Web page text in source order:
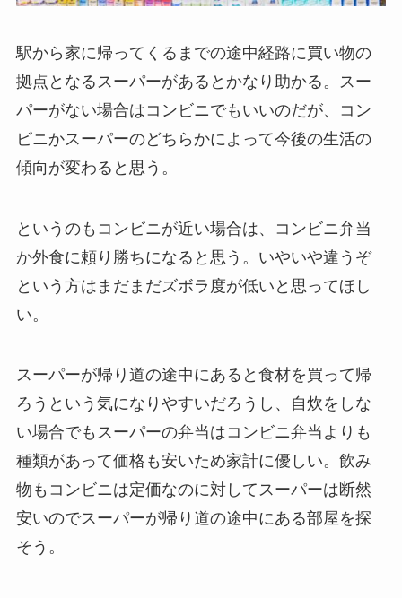
駅から家に帰ってくるまでの途中経路に買い物の
拠点となるスーパーがあるとかなり助かる。スー
パーがない場合はコンビニでもいいのだが、コン
ビニかスーパーのどちらかによって今後の生活の
傾向が変わると思う。
というのもコンビニが近い場合は、コンビニ弁当
か外食に頼り勝ちになると思う。いやいや違うぞ
という方はまだまだズボラ度が低いと思ってほし
い。
スーパーが帰り道の途中にあると食材を買って帰
ろうという気になりやすいだろうし、自炊をしな
い場合でもスーパーの弁当はコンビニ弁当よりも
種類があって価格も安いため家計に優しい。飲み
物もコンビニは定価なのに対してスーパーは断然
安いのでスーパーが帰り道の途中にある部屋を探
そう。